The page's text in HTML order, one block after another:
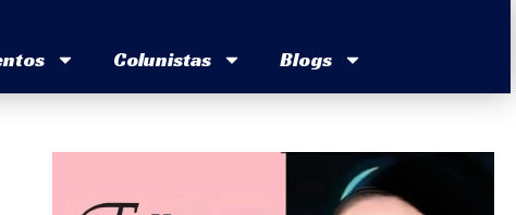
Colunistas Blogs